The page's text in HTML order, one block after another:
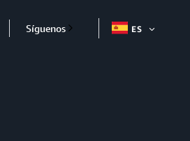
Expandir
Síguenos ES